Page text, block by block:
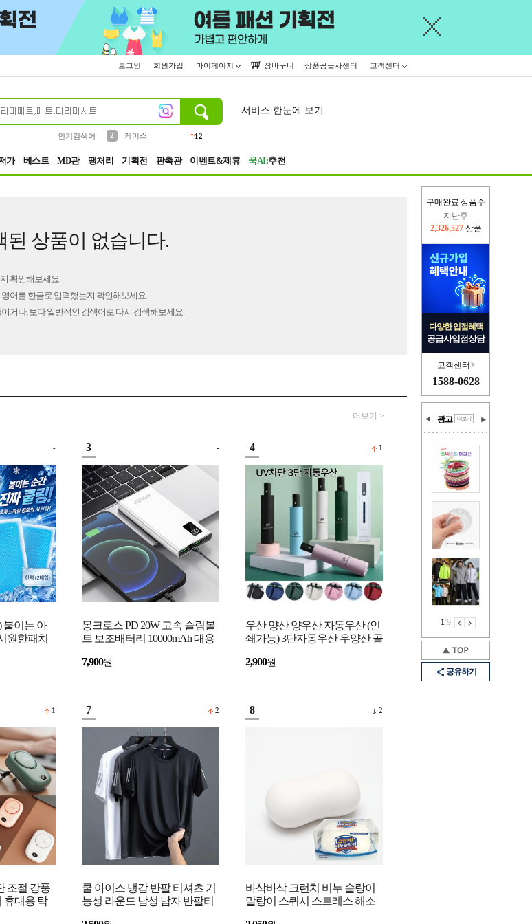
로그인 회원가입 마이페이지 장바구니 상품공급사센터 고객센터
인기검색어
2
케이스
12
서비스 한눈에 보기
가 베스트 MD관 땡처리 기획전 판촉관 이벤트&제휴 꾹AI:추천
구매완료 상품수
지난주
2,326,527 상품
다양한 입점혜택
공급사입점상담
고객센터
1588-0628
광고
1/9
공유하기
된 상품이 없습니다.
확인해보세요.
어를 한글로 입력했는지 확인해보세요.
거나, 보다 일반적인 검색어로 다시 검색해보세요.
더보기 >
-
붙이는 아
원한패치
3 -
몽크로스 PD 20W 고속 슬림볼
트 보조배터리 10000mAh 대용
충전 보조밧데리
7,900원
4 1
우산 양산 양우산 자동우산 (인
쇄가능) 3단자동우산 우양산 골
산 암막 방수
2,900원
1
조절 강풍
휴대용 탁
7 2
쿨 아이스 냉감 반팔 티셔츠 기
능성 라운드 남성 남자 반팔티
8 2
바삭바삭 크런치 비누 슬랑이
말랑이 스퀴시 스트레스 해소